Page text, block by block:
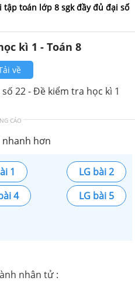
tập toán lớp 8 sgk đầy đủ đại số
kì 1 - Toán 8
về
22 - Đề kiểm tra học kì 1
CÁO
nhanh hơn
1
LG bài 2
4 LG bài 5
nhân tử :